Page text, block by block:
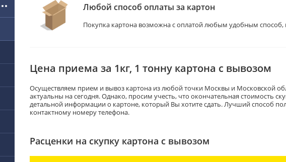
Любой способ оплаты за картон
Покупка картона возможна с оплатой любым удобным способ,
Цена приема за 1кг, 1 тонну картона с вывозом
Осуществляем прием и вывоз картона из любой точки Москвы и Московской
актуальны на сегодня. Однако, просим учесть, что окончательная стоимость
детальной информации о картоне, который Вы хотите сдать. Лучший способ
контактному номеру телефона.
Расценки на скупку картона с вывозом